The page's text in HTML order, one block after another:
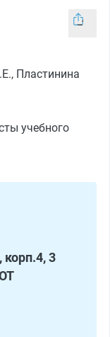
Пластинина
учебного
корп.4, 3